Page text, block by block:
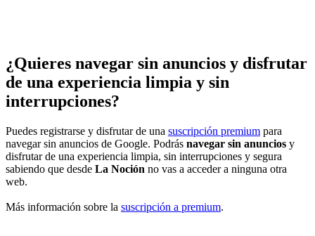
¿Quieres navegar sin anuncios y disfrutar
de una experiencia limpia y sin
interrupciones?
Puedes registrarse y disfrutar de una suscripción premium para
navegar sin anuncios de Google. Podrás navegar sin anuncios y
disfrutar de una experiencia limpia, sin interrupciones y segura
sabiendo que desde La Noción no vas a acceder a ninguna otra
web.
Más información sobre la suscripción a premium.